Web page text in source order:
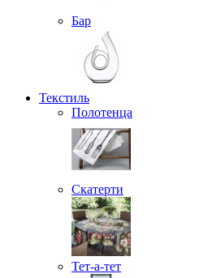
Бар
Текстиль
Полотенца
Скатерти
Тет-а-тет